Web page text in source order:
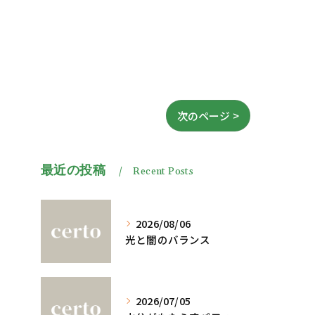
次のページ >
最近の投稿 Recent Posts
2026/08/06
光と闇のバランス
2026/07/05